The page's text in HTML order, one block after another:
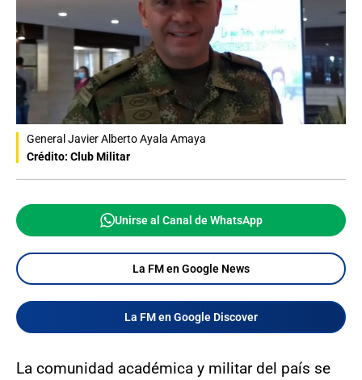
General Javier Alberto Ayala Amaya
Crédito: Club Militar
Unirse al Canal de WhatsApp
La FM en Google News
La FM en Google Discover
La comunidad académica y militar del país se